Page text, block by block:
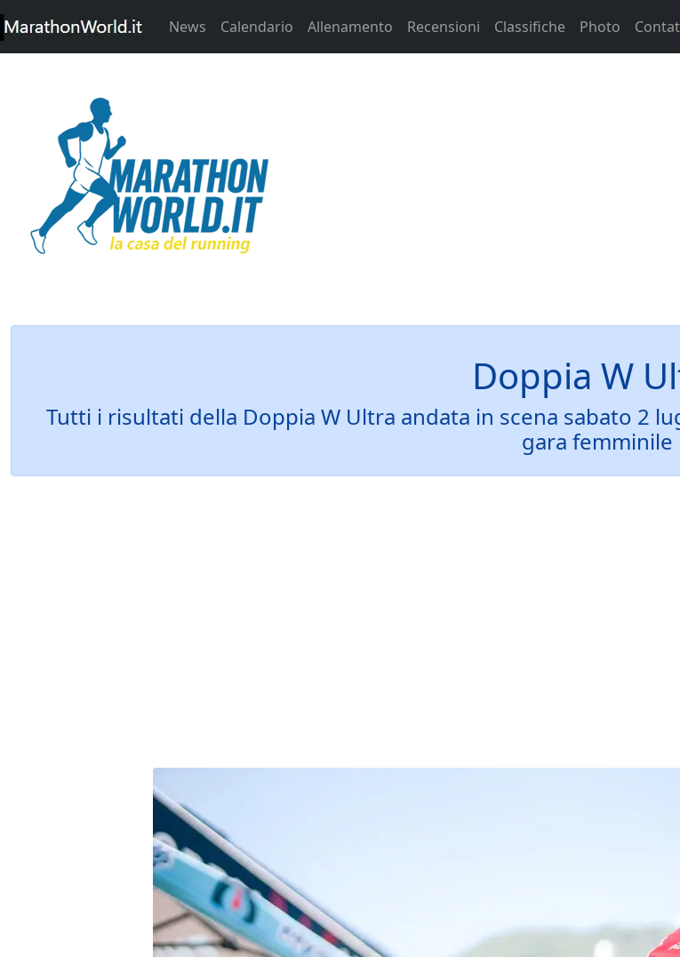
News Calendario Allenamento Recensioni Classifiche Photo
Doppia W
Tutti i risultati della Doppia W Ultra andata in scena sabato 2
gara femminile